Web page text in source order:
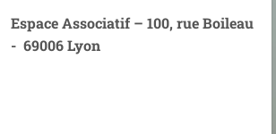
Espace Associatif – 100, rue Boileau
- 69006 Lyon